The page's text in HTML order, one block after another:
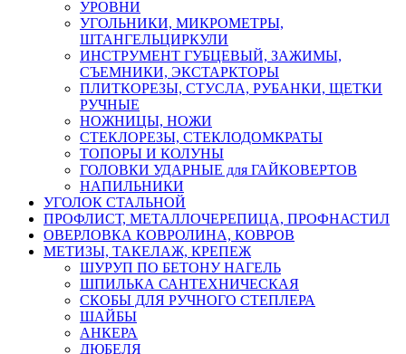
УРОВНИ
УГОЛЬНИКИ, МИКРОМЕТРЫ,
ШТАНГЕЛЬЦИРКУЛИ
ИНСТРУМЕНТ ГУБЦЕВЫЙ, ЗАЖИМЫ,
СЪЕМНИКИ, ЭКСТАРКТОРЫ
ПЛИТКОРЕЗЫ, СТУСЛА, РУБАНКИ, ЩЕТКИ
РУЧНЫЕ
НОЖНИЦЫ, НОЖИ
СТЕКЛОРЕЗЫ, СТЕКЛОДОМКРАТЫ
ТОПОРЫ И КОЛУНЫ
ГОЛОВКИ УДАРНЫЕ для ГАЙКОВЕРТОВ
НАПИЛЬНИКИ
УГОЛОК СТАЛЬНОЙ
ПРОФЛИСТ, МЕТАЛЛОЧЕРЕПИЦА, ПРОФНАСТИЛ
ОВЕРЛОВКА КОВРОЛИНА, КОВРОВ
МЕТИЗЫ, ТАКЕЛАЖ, КРЕПЕЖ
ШУРУП ПО БЕТОНУ НАГЕЛЬ
ШПИЛЬКА САНТЕХНИЧЕСКАЯ
СКОБЫ ДЛЯ РУЧНОГО СТЕПЛЕРА
ШАЙБЫ
АНКЕРА
ДЮБЕЛЯ